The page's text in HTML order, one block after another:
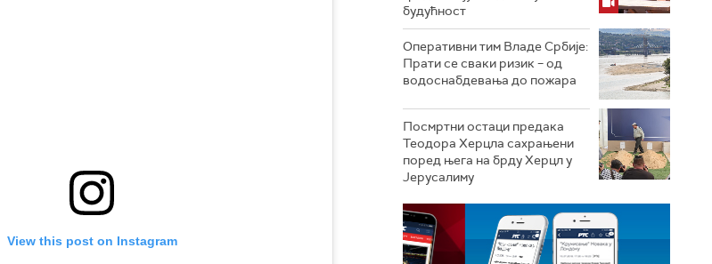
View this post on Instagram
будућност
Оперативни тим Владе Србије:
Прати се сваки ризик – од
водоснабдевања до пожара
Посмртни остаци предака
Теодора Херцла сахрањени
поред њега на брду Херцл у
Јерусалиму